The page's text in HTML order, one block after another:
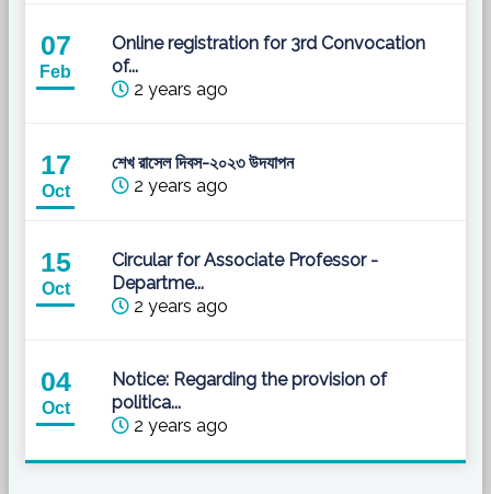
07
Feb
Online registration for 3rd Convocation
of...
2 years ago
17
Oct
শেখ রাসেল দিবস-২০২৩ উদযাপন
2 years ago
15
Oct
Circular for Associate Professor -
Departme...
2 years ago
04
Oct
Notice: Regarding the provision of
politica...
2 years ago